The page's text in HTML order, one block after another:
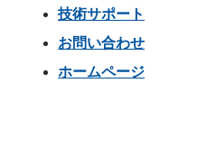
技術サポート
お問い合わせ
ホームページ